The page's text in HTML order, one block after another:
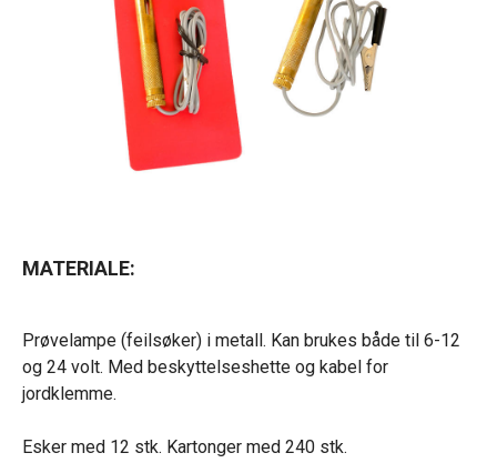
MATERIALE:
Prøvelampe (feilsøker) i metall. Kan brukes både til 6-12
og 24 volt. Med beskyttelseshette og kabel for
jordklemme.
Esker med 12 stk. Kartonger med 240 stk.